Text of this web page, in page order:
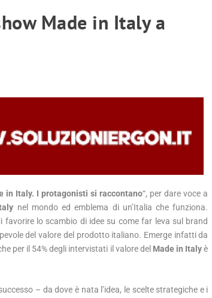
Made in Italy a
in Italy. I protagonisti si raccontano“, per dare voce a
nel mondo ed emblema di un’Italia che funziona.
favorire lo scambio di idee su come far leva sul brand
del valore del prodotto italiano. Emerge infatti da
per il 54% degli intervistati il valore del Made in Italyè
– da dove è nata l’idea, le scelte strategiche e i